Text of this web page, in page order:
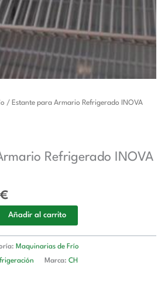
/ Estante para Armario Refrigerado INOVA
Refrigerado INOVA
€
El
23,00 €.
Añadir al carrito
Maquinarias de Frío
Marca: CH